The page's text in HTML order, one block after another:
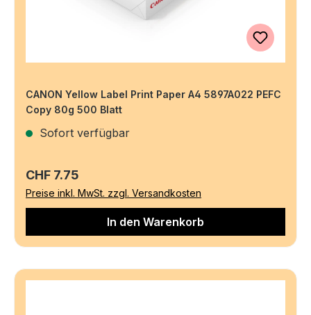
CANON Yellow Label Print Paper A4 5897A022 PEFC
Copy 80g 500 Blatt
Sofort verfügbar
Regulärer Preis:
CHF 7.75
Preise inkl. MwSt. zzgl. Versandkosten
In den Warenkorb